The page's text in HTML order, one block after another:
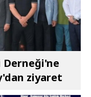
Derneği'ne
ziyaret